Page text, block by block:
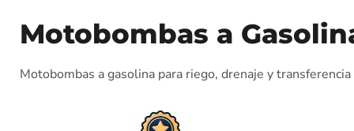
Motobombas a
Motobombas a gasolina para riego, drenaje y